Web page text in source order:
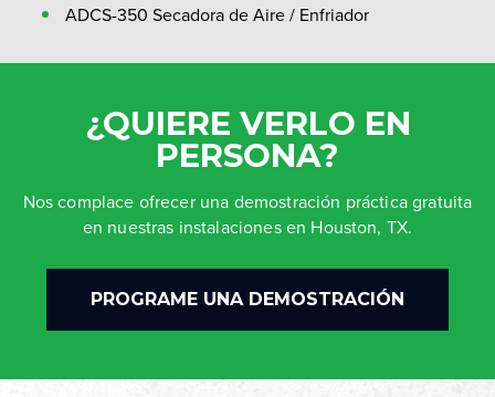
ADCS-350 Secadora de Aire / Enfriador
¿QUIERE VERLO EN
PERSONA?
Nos complace ofrecer una demostración práctica gratuita
en nuestras instalaciones en Houston, TX.
PROGRAME UNA DEMOSTRACIÓN